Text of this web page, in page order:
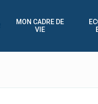
MON CADRE DE
VIE